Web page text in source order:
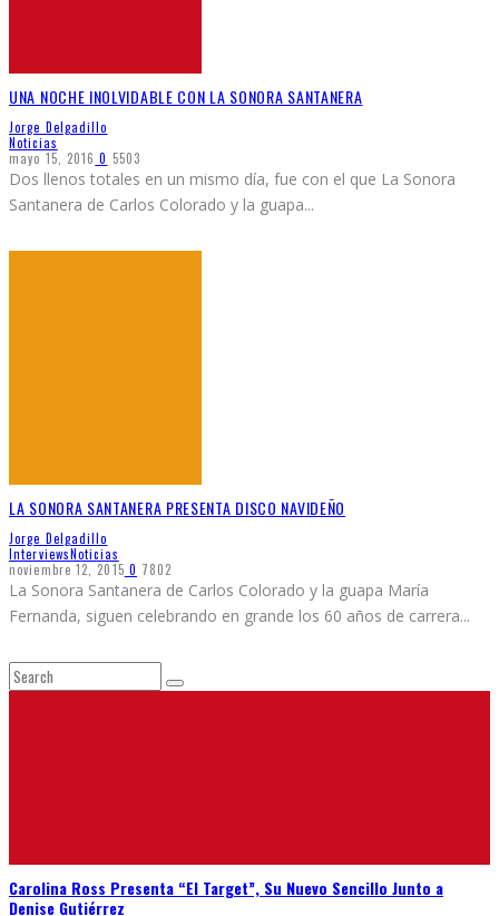
UNA NOCHE INOLVIDABLE CON LA SONORA SANTANERA
Jorge Delgadillo
Noticias
mayo 15, 2016 0 5503
Dos llenos totales en un mismo día, fue con el que La Sonora
Santanera de Carlos Colorado y la guapa...
LA SONORA SANTANERA PRESENTA DISCO NAVIDEÑO
Jorge Delgadillo
InterviewsNoticias
noviembre 12, 2015 0 7802
La Sonora Santanera de Carlos Colorado y la guapa María
Fernanda, siguen celebrando en grande los 60 años de carrera...
Carolina Ross Presenta “El Target”, Su Nuevo Sencillo Junto a
Denise Gutiérrez